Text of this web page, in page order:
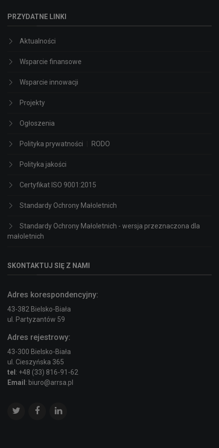
PRZYDATNE LINKI
Aktualności
Wsparcie finansowe
Wsparcie innowacji
Projekty
Ogłoszenia
Polityka prywatności RODO
Polityka jakości
Certyfikat ISO 9001:2015
Standardy Ochrony Małoletnich
Standardy Ochrony Małoletnich - wersja przeznaczona dla
małoletnich
SKONTAKTUJ SIĘ Z NAMI
Adres korespondencyjny:
43-382 Bielsko-Biała
ul. Partyzantów 59
Adres rejestrowy:
43-300 Bielsko-Biała
ul. Cieszyńska 365
tel : +48 (33) 816-91-62
Email : biuro@arrsa.pl